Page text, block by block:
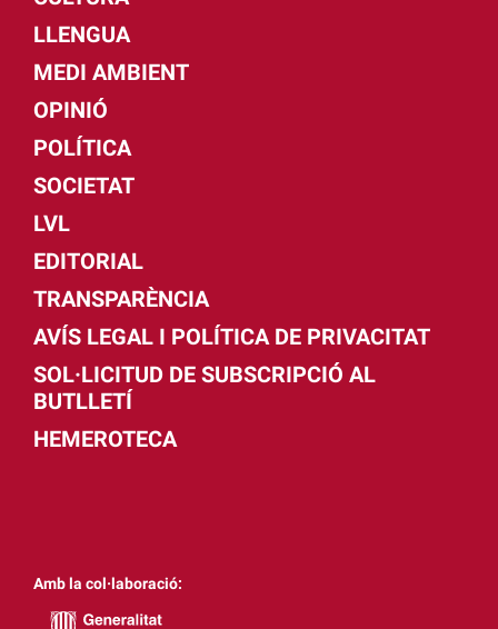
LLENGUA
MEDI AMBIENT
OPINIÓ
POLÍTICA
SOCIETAT
LVL
EDITORIAL
TRANSPARÈNCIA
AVÍS LEGAL I POLÍTICA DE PRIVACITAT
SOL·LICITUD DE SUBSCRIPCIÓ AL
BUTLLETÍ
HEMEROTECA
Amb la col·laboració: